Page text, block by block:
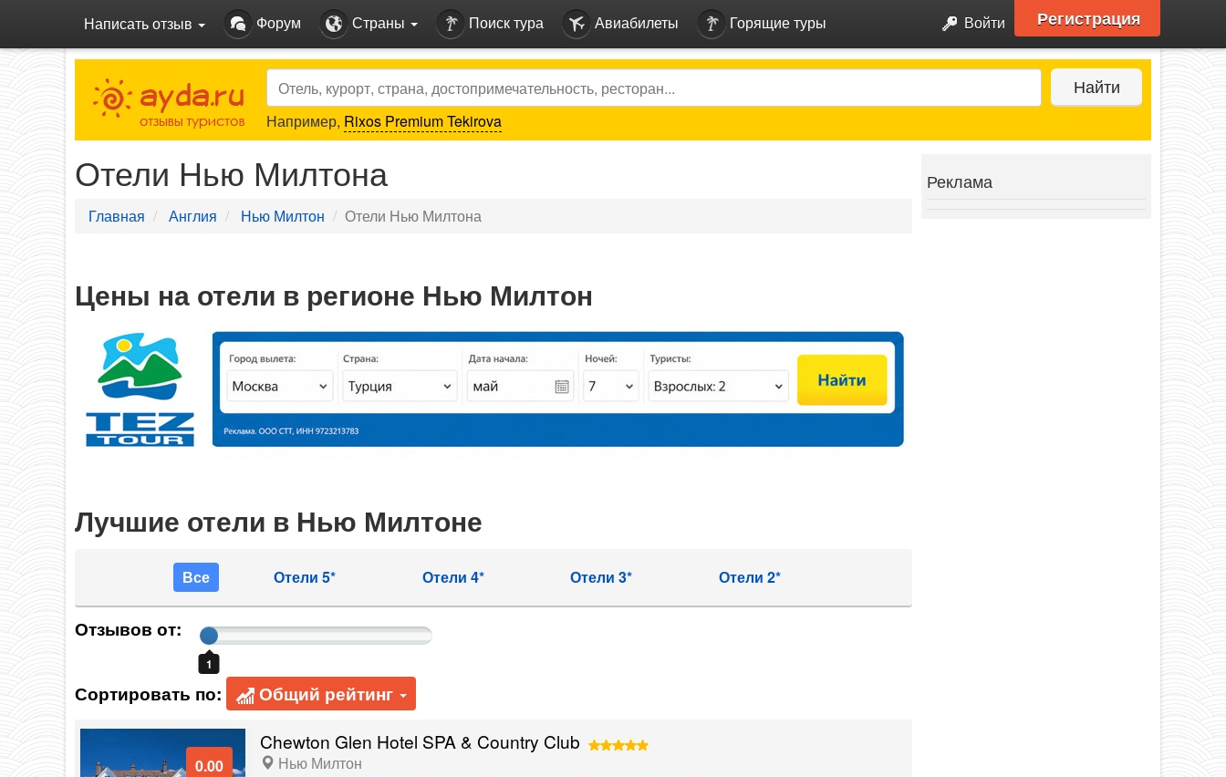
Написать отзыв Форум Страны Поиск тура Авиабилеты Горящие туры Войти Регистрация
Search Найти
Например, Rixos Premium Tekirova
Отели Нью Милтона
Главная Англия Нью Милтон Отели Нью Милтона
Цены на отели в регионе Нью Милтон
Лучшие отели в Нью Милтоне
Все Отели 5* Отели 4* Отели 3* Отели 2*
Отзывов от:
1
Сортировать по: Общий рейтинг
0.00
Chewton Glen Hotel SPA & Country Club
Нью Милтон
Реклама